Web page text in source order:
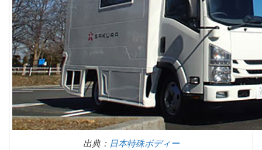
出典： 日本特殊ボディー